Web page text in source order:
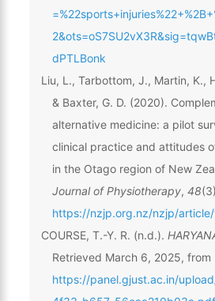
dPTLBonk
Liu, L., Tarbottom, J., Martin, K.,
& Baxter, G. D. (2020).
alternative medicine: a pilot
clinical practice and attitudes
in the Otago region of New
Journal of Physiotherapy, 48
https://nzjp.org.nz/nzjp/
COURSE, T.-Y. R. (n.d.).
Retrieved March 6, 2025, from
https://panel.gjust.ac.in/